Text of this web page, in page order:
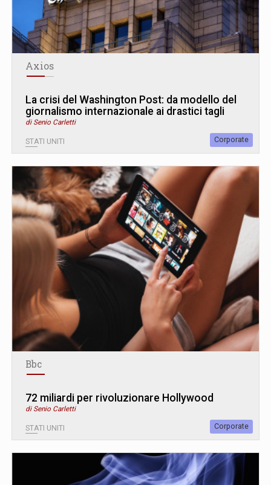
Axios
La crisi del Washington Post: da modello del
giornalismo internazionale ai drastici tagli
di Senio Carletti
STATI UNITI Corporate
Bbc
72 miliardi per rivoluzionare Hollywood
di Senio Carletti
STATI UNITI Corporate